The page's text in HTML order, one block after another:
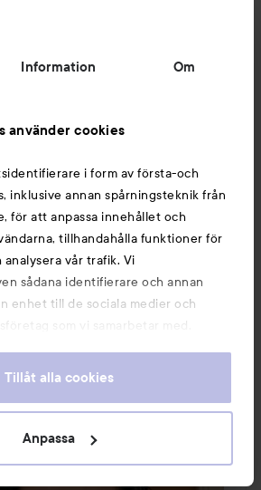
Information Om
använder cookies
i form av första-och
inklusive annan spårningsteknik från
för att anpassa innehållet och
tillhandahålla funktioner för
vår trafik. Vi
sådana identifierare och annan
enhet till de sociala medier och
som vi samarbetar med.
har tillhandahållit eller som de har
användande av vår webbplats.
hur du kan ändra inställningarna för
Tillåt alla cookies
Anpassa
inte haft tid att lägga på att